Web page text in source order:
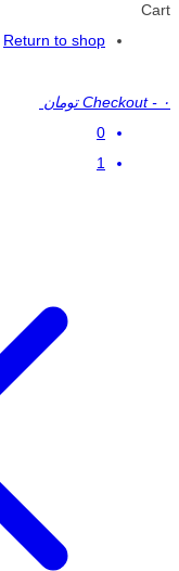
Cart
Return to shop
Checkout - ۰ تومان
0
1